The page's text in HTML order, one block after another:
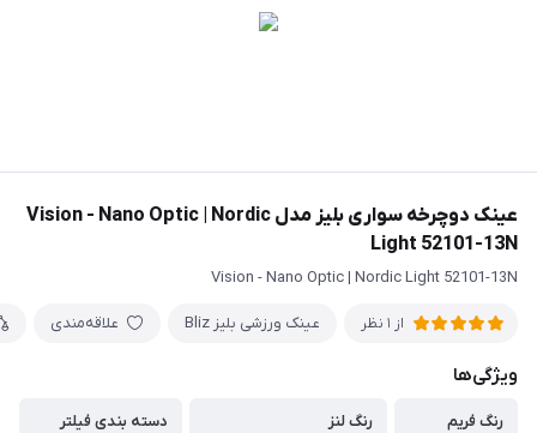
عینک دوچرخه سواری بلیز مدل Vision - Nano Optic | Nordic
Light 52101-13N
Vision - Nano Optic | Nordic Light 52101-13N
از 1 نظر عینک ورزشی بلیز Bliz علاقه‌مندی
ویژگی‌ها
رنگ فریم
رنگ لنز
دسته بندی فیلتر